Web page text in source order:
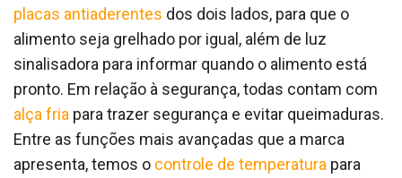
placas antiaderentes dos dois lados, para que o
alimento seja grelhado por igual, além de luz
sinalisadora para informar quando o alimento está
pronto. Em relação à segurança, todas contam com
alça fria para trazer segurança e evitar queimaduras.
Entre as funções mais avançadas que a marca
apresenta, temos o controle de temperatura para